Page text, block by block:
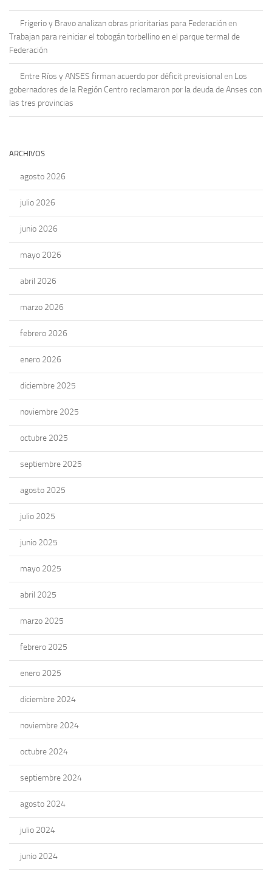
Frigerio y Bravo analizan obras prioritarias para Federación en
Trabajan para reiniciar el tobogán torbellino en el parque termal de
Federación
Entre Ríos y ANSES firman acuerdo por déficit previsional en Los
gobernadores de la Región Centro reclamaron por la deuda de Anses con
las tres provincias
ARCHIVOS
agosto 2026
julio 2026
junio 2026
mayo 2026
abril 2026
marzo 2026
febrero 2026
enero 2026
diciembre 2025
noviembre 2025
octubre 2025
septiembre 2025
agosto 2025
julio 2025
junio 2025
mayo 2025
abril 2025
marzo 2025
febrero 2025
enero 2025
diciembre 2024
noviembre 2024
octubre 2024
septiembre 2024
agosto 2024
julio 2024
junio 2024